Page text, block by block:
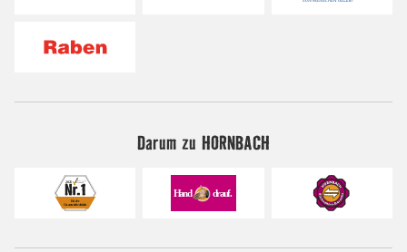
Darum zu HORNBACH